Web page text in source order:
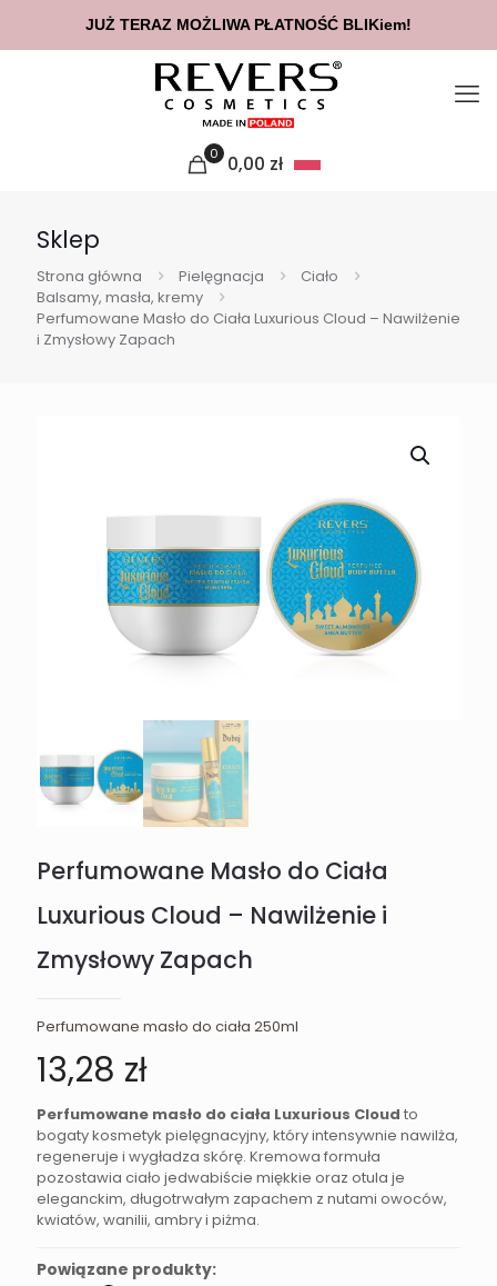
0 0,00 zł
Sklep
Strona główna Pielęgnacja
Ciało
Balsamy, masła, kremy
Perfumowane Masło do Ciała Luxurious Cloud – Nawilżenie
i Zmysłowy Zapach
Perfumowane Masło do Ciała
Luxurious Cloud – Nawilżenie i
Zmysłowy Zapach
Perfumowane masło do ciała 250ml
13,28 zł
Perfumowane masło do ciała Luxurious Cloud to
bogaty kosmetyk pielęgnacyjny, który intensywnie nawilża,
regeneruje i wygładza skórę. Kremowa formuła
pozostawia ciało jedwabiście miękkie oraz otula je
eleganckim, długotrwałym zapachem z nutami owoców,
kwiatów, wanilii, ambry i piżma.
Powiązane produkty:
JUŻ TERAZ MOŻLIWA PŁATNOŚĆ BLIKiem!